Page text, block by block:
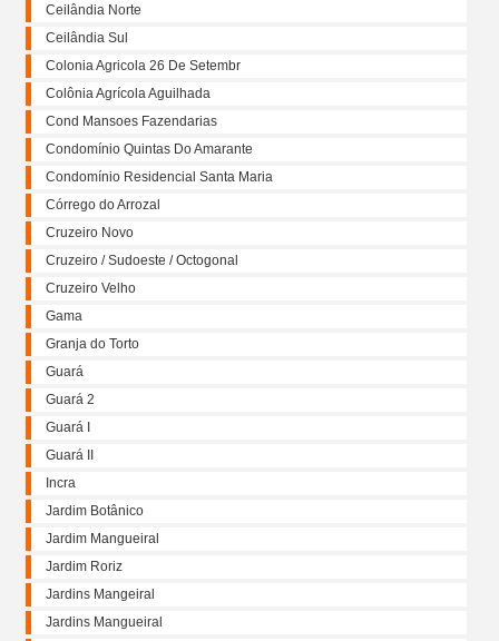
Ceilândia Norte
Ceilândia Sul
Colonia Agricola 26 De Setembr
Colônia Agrícola Aguilhada
Cond Mansoes Fazendarias
Condomínio Quintas Do Amarante
Condomínio Residencial Santa Maria
Córrego do Arrozal
Cruzeiro Novo
Cruzeiro / Sudoeste / Octogonal
Cruzeiro Velho
Gama
Granja do Torto
Guará
Guará 2
Guará I
Guará II
Incra
Jardim Botânico
Jardim Mangueiral
Jardim Roriz
Jardins Mangeiral
Jardins Mangueiral